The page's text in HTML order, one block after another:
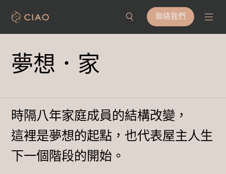
聯絡我們
夢想．家
時隔八年家庭成員的結構改變，
這裡是夢想的起點，也代表屋主人生
下一個階段的開始。